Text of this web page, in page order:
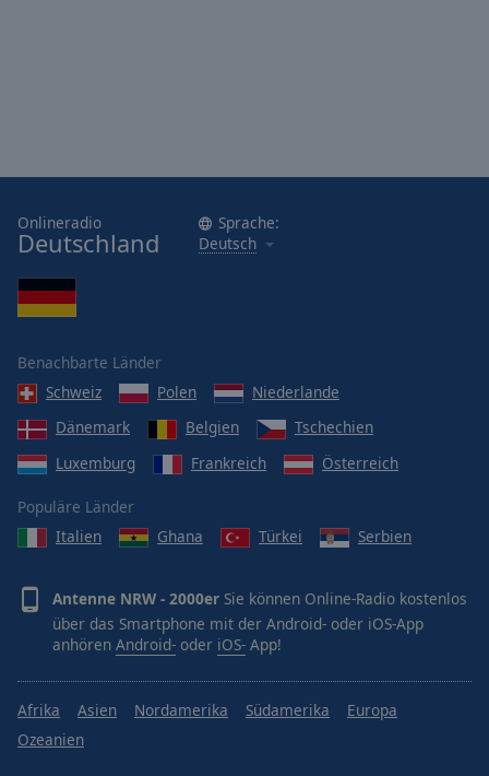
Onlineradio
Deutschland
Sprache:
Deutsch
Benachbarte Länder
Schweiz
Polen
Niederlande
Dänemark
Belgien
Tschechien
Luxemburg
Frankreich Österreich
Populäre Länder
Italien
Ghana Türkei Serbien
Antenne NRW - 2000er Sie können Online-Radio kostenlos
über das Smartphone mit der Android- oder iOS-App
anhören Android- oder iOS- App!
Afrika Asien Nordamerika Südamerika
Europa
Ozeanien